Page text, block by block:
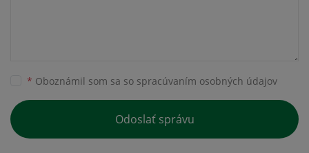
* Oboznámil som sa so spracúvaním osobných údajov
Odoslať správu